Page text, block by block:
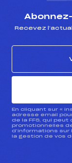
Recevez
En cliquant sur «
adresse email
de la FFS, qui
promotionnelles
d’informations
la gestion de vos